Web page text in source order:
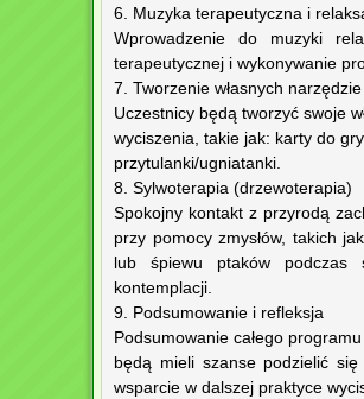
6. Muzyka terapeutyczna i
Wprowadzenie do muzyki
terapeutycznej i wykonywanie
7. Tworzenie własnych
Uczestnicy będą tworzyć swoje
wyciszenia, takie jak: karty do
przytulanki/ugniatanki.
8. Sylwoterapia (drzewoterapia)
Spokojny kontakt z przyrodą
przy pomocy zmysłów, takich
lub śpiewu ptaków podczas
kontemplacji.
9. Podsumowanie i refleksja
Podsumowanie całego
będą mieli szanse podzielić
wsparcie w dalszej praktyce